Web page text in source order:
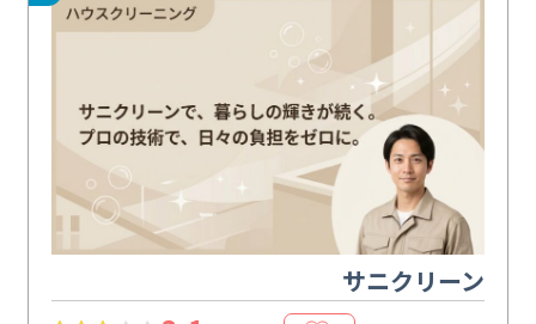
サニクリーン